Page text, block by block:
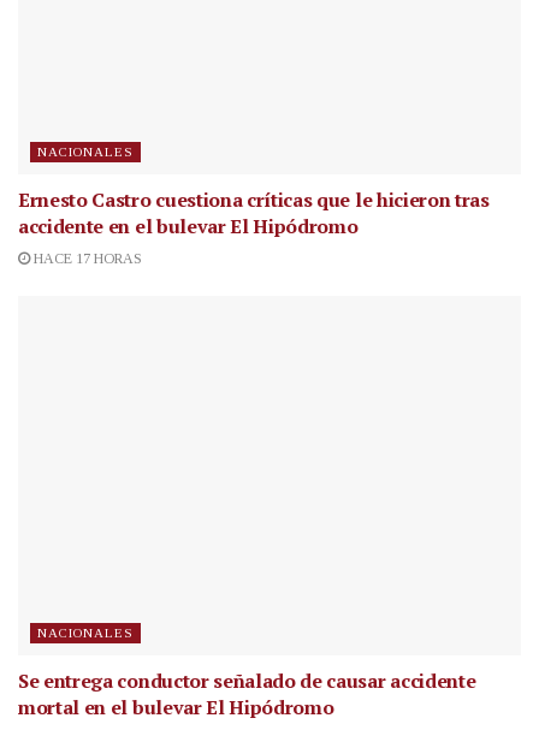
NACIONALES
Ernesto Castro cuestiona críticas que le hicieron tras
accidente en el bulevar El Hipódromo
HACE 17 HORAS
NACIONALES
Se entrega conductor señalado de causar accidente
mortal en el bulevar El Hipódromo